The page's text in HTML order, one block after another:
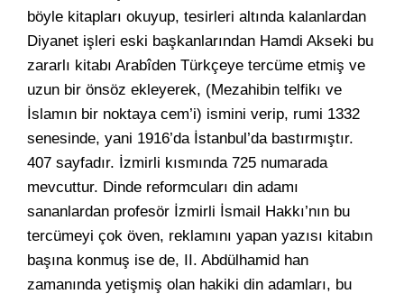
böyle kitapları okuyup, tesirleri altında kalanlardan
Diyanet işleri eski başkanlarından Hamdi Akseki bu
zararlı kitabı Arabîden Türkçeye tercüme etmiş ve
uzun bir önsöz ekleyerek, (Mezahibin telfikı ve
İslamın bir noktaya cem’i) ismini verip, rumi 1332
senesinde, yani 1916’da İstanbul’da bastırmıştır.
407 sayfadır. İzmirli kısmında 725 numarada
mevcuttur. Dinde reformcuları din adamı
sananlardan profesör İzmirli İsmail Hakkı’nın bu
tercümeyi çok öven, reklamını yapan yazısı kitabın
başına konmuş ise de, II. Abdülhamid han
zamanında yetişmiş olan hakiki din adamları, bu